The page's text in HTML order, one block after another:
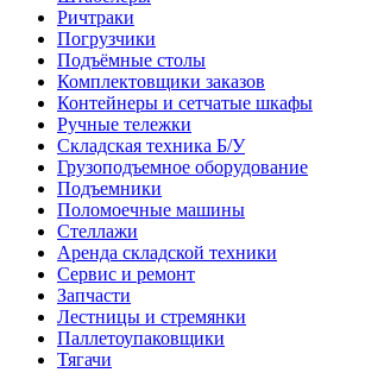
Ричтраки
Погрузчики
Подъёмные столы
Комплектовщики заказов
Контейнеры и сетчатые шкафы
Ручные тележки
Складская техника Б/У
Грузоподъемное оборудование
Подъемники
Поломоечные машины
Стеллажи
Аренда складской техники
Сервис и ремонт
Запчасти
Лестницы и стремянки
Паллетоупаковщики
Тягачи